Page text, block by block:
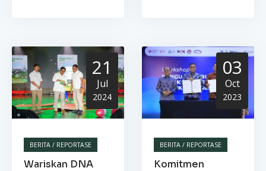
21
Jul
2024
BERITA / REPORTASE
Wariskan DNA
03
Oct
2023
BERITA / REPORTASE
Komitmen